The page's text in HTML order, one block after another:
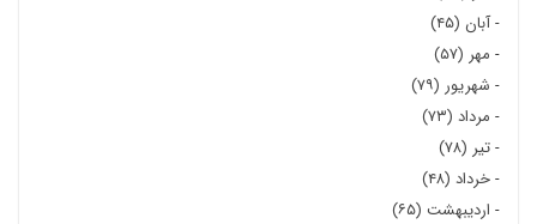
-آبان (۴۵)
- مهر (۵۷)
- شهریور (۷۹)
- مرداد (۷۳)
-تیر (۷۸)
-خرداد (۴۸)
- اردیبهشت (۶۵)